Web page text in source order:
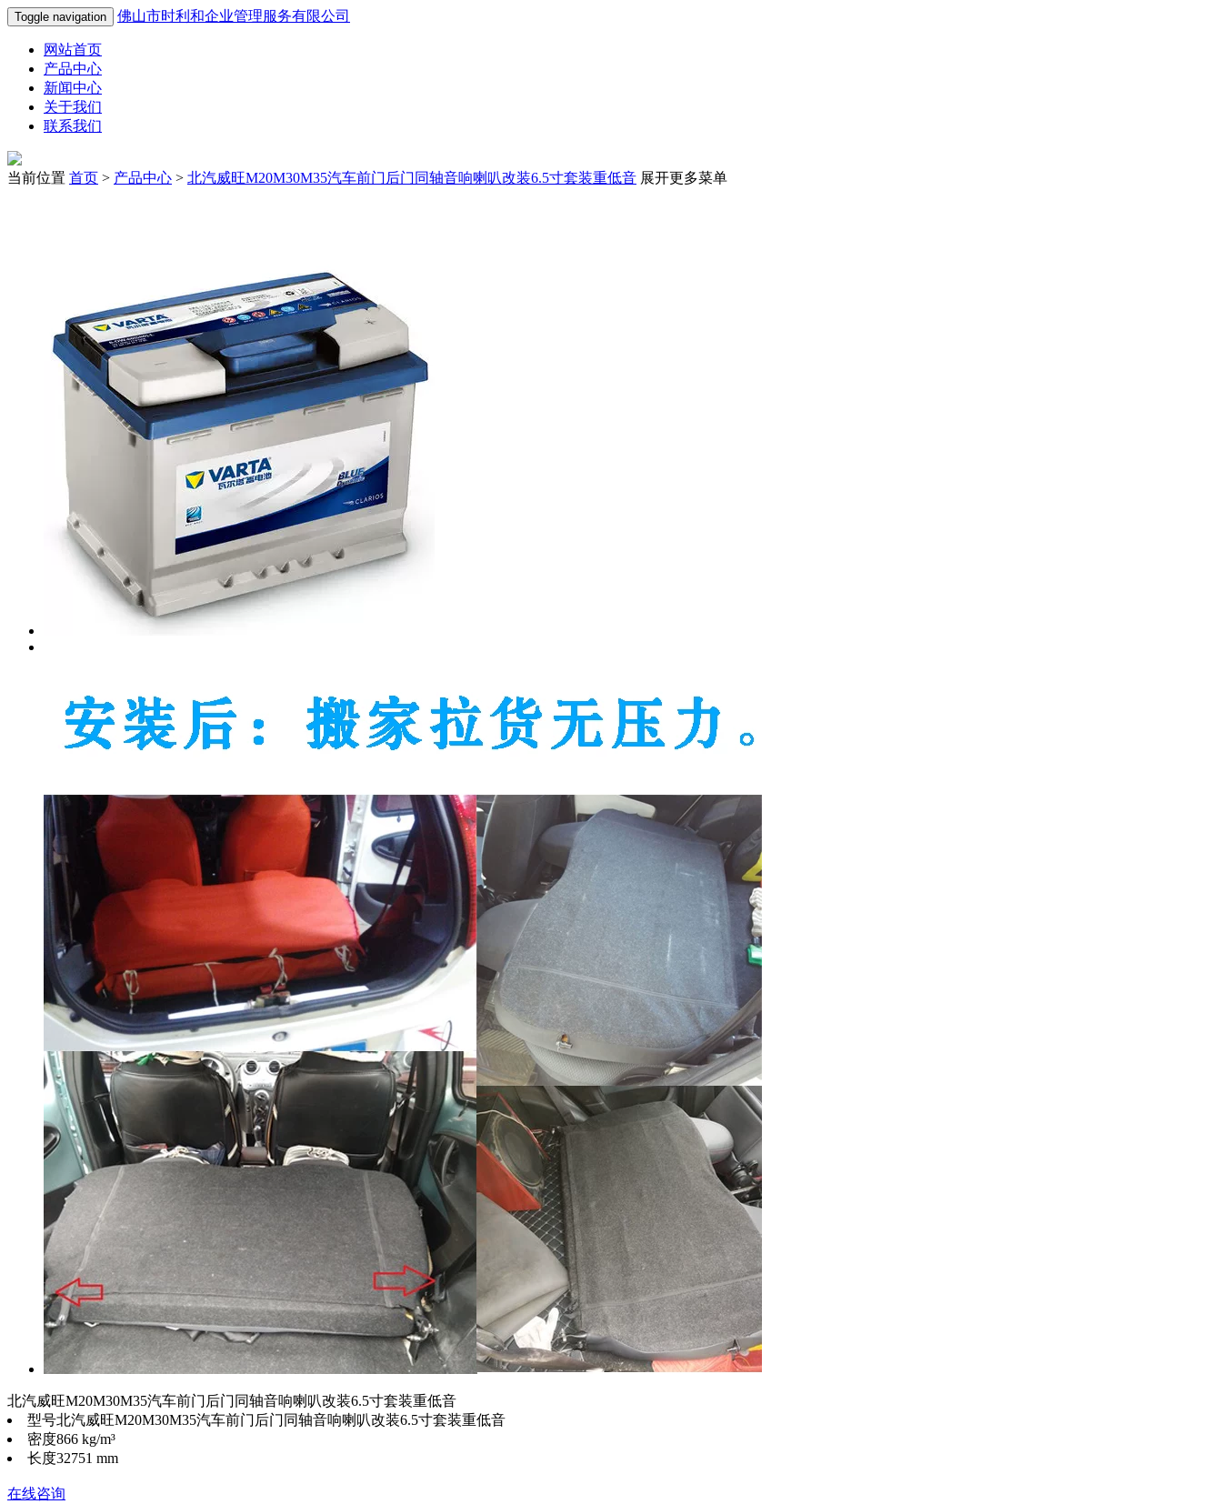
Toggle navigation 佛山市时利和企业管理服务有限公司
网站首页
产品中心
新闻中心
关于我们
联系我们
当前位置 首页 > 产品中心 > 北汽威旺M20M30M35汽车前门后门同轴音响喇叭改装6.5寸套装重低音 展开更多菜单
北汽威旺M20M30M35汽车前门后门同轴音响喇叭改装6.5寸套装重低音
型号北汽威旺M20M30M35汽车前门后门同轴音响喇叭改装6.5寸套装重低音
密度866 kg/m³
长度32751 mm
在线咨询